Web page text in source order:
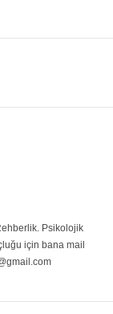
Psikolojik
için bana mail